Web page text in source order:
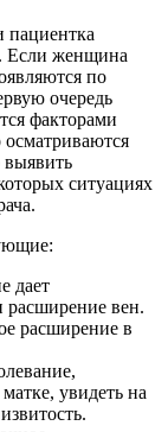
пациентка
Если женщина
по
очередь
факторами
ситуациях
дает
расширение вен.
расширение в
увидеть на